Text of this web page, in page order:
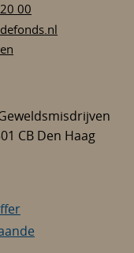
00
CB Den Haag